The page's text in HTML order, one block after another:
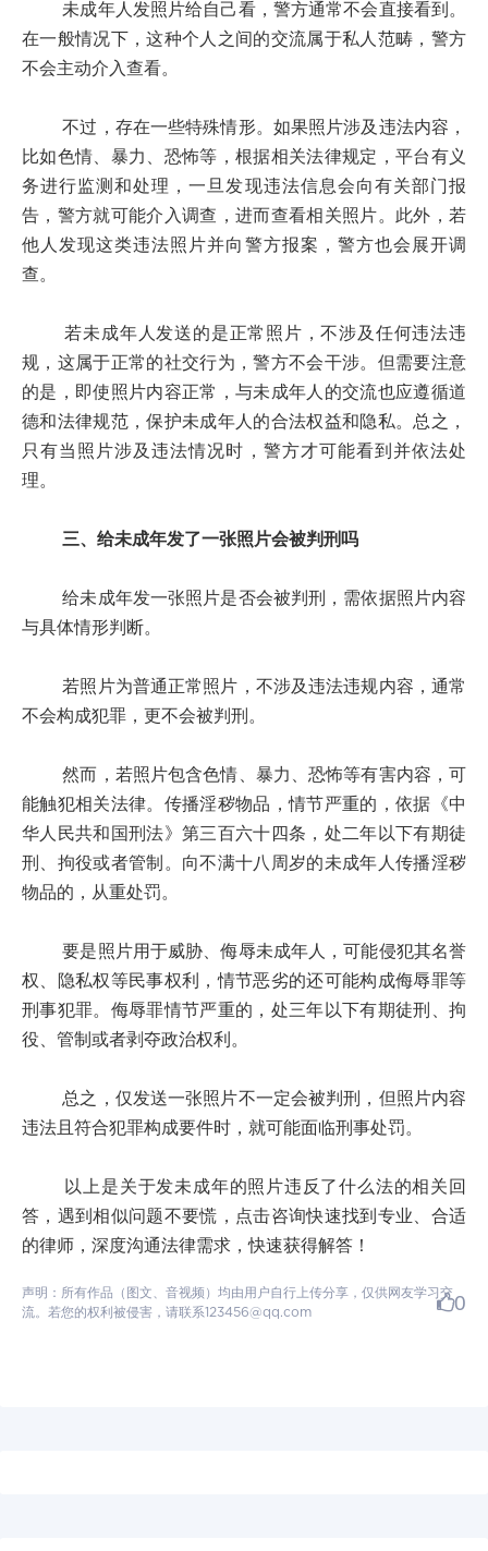
未成年人发照片给自己看，警方通常不会直接看到。
在一般情况下，这种个人之间的交流属于私人范畴，警方
不会主动介入查看。
不过，存在一些特殊情形。如果照片涉及违法内容，
比如色情、暴力、恐怖等，根据相关法律规定，平台有义
务进行监测和处理，一旦发现违法信息会向有关部门报
告，警方就可能介入调查，进而查看相关照片。此外，若
他人发现这类违法照片并向警方报案，警方也会展开调
查。
若未成年人发送的是正常照片，不涉及任何违法违
规，这属于正常的社交行为，警方不会干涉。但需要注意
的是，即使照片内容正常，与未成年人的交流也应遵循道
德和法律规范，保护未成年人的合法权益和隐私。总之，
只有当照片涉及违法情况时，警方才可能看到并依法处
理。
三、给未成年发了一张照片会被判刑吗
给未成年发一张照片是否会被判刑，需依据照片内容
与具体情形判断。
若照片为普通正常照片，不涉及违法违规内容，通常
不会构成犯罪，更不会被判刑。
然而，若照片包含色情、暴力、恐怖等有害内容，可
能触犯相关法律。传播淫秽物品，情节严重的，依据《中
华人民共和国刑法》第三百六十四条，处二年以下有期徒
刑、拘役或者管制。向不满十八周岁的未成年人传播淫秽
物品的，从重处罚。
要是照片用于威胁、侮辱未成年人，可能侵犯其名誉
权、隐私权等民事权利，情节恶劣的还可能构成侮辱罪等
刑事犯罪。侮辱罪情节严重的，处三年以下有期徒刑、拘
役、管制或者剥夺政治权利。
总之，仅发送一张照片不一定会被判刑，但照片内容
违法且符合犯罪构成要件时，就可能面临刑事处罚。
以上是关于发未成年的照片违反了什么法的相关回
答，遇到相似问题不要慌，点击咨询快速找到专业、合适
的律师，深度沟通法律需求，快速获得解答！
声明：所有作品（图文、音视频）均由用户自行上传分享，仅供网友学习交
流。若您的权利被侵害，请联系123456@qq.com
0